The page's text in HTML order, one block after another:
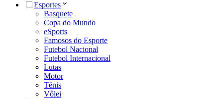
Esportes
Basquete
Copa do Mundo
eSports
Famosos do Esporte
Futebol Nacional
Futebol Internacional
Lutas
Motor
Tênis
Vôlei